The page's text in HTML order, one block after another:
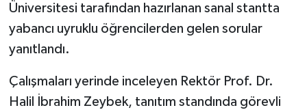
Üniversitesi tarafından hazırlanan sanal stantta
yabancı uyruklu öğrencilerden gelen sorular
yanıtlandı.
Çalışmaları yerinde inceleyen Rektör Prof. Dr.
Halil İbrahim Zeybek, tanıtım standında görevli